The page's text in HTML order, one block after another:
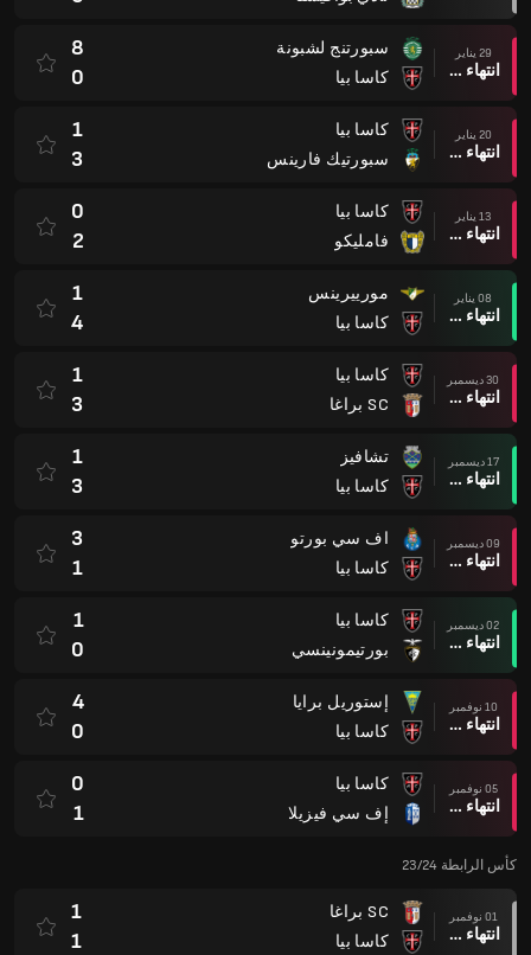
29 يناير
انتهاء وقت المباراة
سبورتنج لشبونة
كاسا بيا
8
0
20 يناير
انتهاء وقت المباراة
كاسا بيا
سبورتيك فارينس
1
3
13 يناير
انتهاء وقت المباراة
كاسا بيا
فامليكو
0
2
08 يناير
انتهاء وقت المباراة
مورييرينس
كاسا بيا
1
4
30 ديسمبر
انتهاء وقت المباراة
كاسا بيا
SC براغا
1
3
17 ديسمبر
انتهاء وقت المباراة
تشافيز
كاسا بيا
1
3
09 ديسمبر
انتهاء وقت المباراة
اف سي بورتو
كاسا بيا
3
1
02 ديسمبر
انتهاء وقت المباراة
كاسا بيا
بورتيمونينسي
1
0
10 نوفمبر
انتهاء وقت المباراة
إستوريل برايا
كاسا بيا
4
0
05 نوفمبر
انتهاء وقت المباراة
كاسا بيا
إف سي فيزيلا
0
1
كأس الرابطة 23/24
01 نوفمبر
انتهاء وقت المباراة
SC براغا
كاسا بيا
1
1